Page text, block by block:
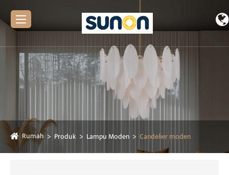
Rumah Produk Lampu Moden Candelier moden